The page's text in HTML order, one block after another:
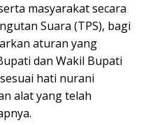
masyarakat secara
Suara (TPS), bagi
aturan yang
dan Wakil Bupati
hati nurani
alat yang telah